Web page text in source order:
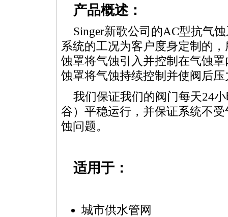
产品概述：
Singer新歌公司的AC型抗气
系统的工况为客户度身定制的
蚀罩将气蚀引入并控制在气蚀
蚀罩将气蚀持续控制并使阀后
我们保证我们的阀门每天24
谷）平稳运行，并保证系统不
蚀问题。
适用于：
城市供水管网